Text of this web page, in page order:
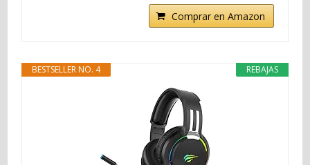
Comprar en Amazon
REBAJAS
BESTSELLER NO. 4